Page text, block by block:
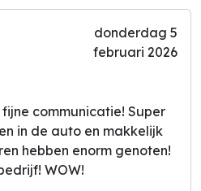
donderdag 5
februari 2026
communicatie! Super
in de auto en makkelijk
hebben enorm genoten!
WOW!